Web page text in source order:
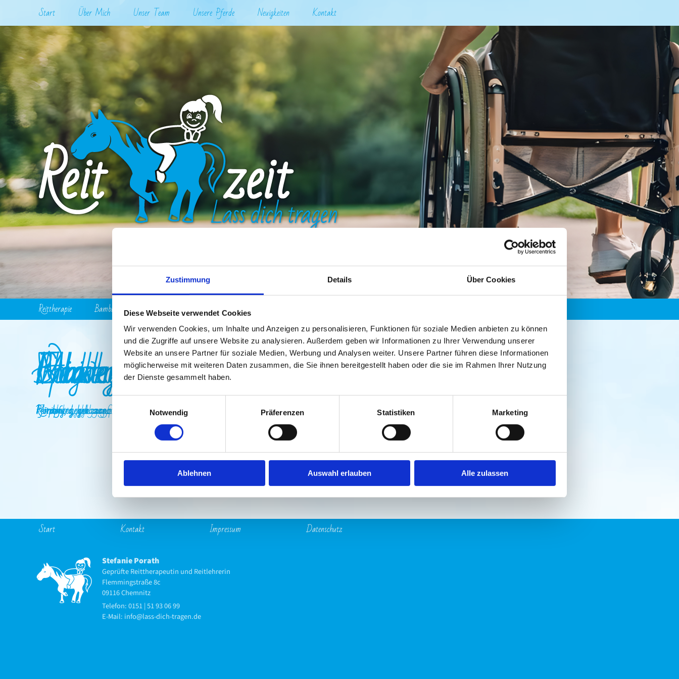
Zustimmung Details Über Cookies
Diese Webseite verwendet Cookies
Wir verwenden Cookies, um Inhalte und Anzeigen zu personalisieren, Funktionen für soziale Medien anbieten zu können
und die Zugriffe auf unsere Website zu analysieren. Außerdem geben wir Informationen zu Ihrer Verwendung unserer
Website an unsere Partner für soziale Medien, Werbung und Analysen weiter. Unsere Partner führen diese Informationen
möglicherweise mit weiteren Daten zusammen, die Sie ihnen bereitgestellt haben oder die sie im Rahmen Ihrer Nutzung
der Dienste gesammelt haben.
Notwendig
Präferenzen Statistiken Marketing
Ablehnen Auswahl erlauben Alle zulassen
Start Über Mich Unser Team Unsere Pferde Neuigkeiten Kontakt
logo
Reit­therapie Bambinireitgruppe Reiterferien Einzel­unterricht
Maxl
Reitpony, geb. 1995
Ella
Minishetty, geb. 2012
Whisky
Reitpony, geb. 2013
Bounty
Reitpony, geb. 2011
Tinkerbell
Minitinker, geb. 2014
Heaven
Fjordpferd , geb. 2010
Michel
Fjordpferd, geb. 2006
Gogo
Fjordpferd, geb. 2010
Start Kontakt Impressum Datenschutz­
Stefanie Porath
Geprüfte Reittherapeutin und Reitlehrerin
Flemmingstraße 8c
09116 Chemnitz
Telefon: 0151 | 51 93 06 99
E-Mail: info@lass-dich-tragen.de